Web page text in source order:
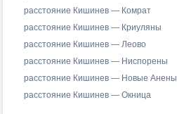
расстояние Кишинев — Комрат
расстояние Кишинев — Криуляны
расстояние Кишинев — Леово
расстояние Кишинев — Ниспорены
расстояние Кишинев — Новые Анены
расстояние Кишинев — Окница